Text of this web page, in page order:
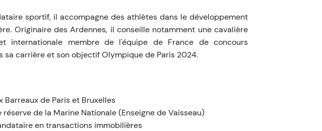
sportif, il accompagne des athlètes dans le développement
Originaire des Ardennes, il conseille notamment une cavalière
internationale membre de l'équipe de France de concours
sa carrière et son objectif Olympique de Paris 2024.
Barreaux de Paris et Bruxelles
de la Marine Nationale (Enseigne de Vaisseau)
en transactions immobilières